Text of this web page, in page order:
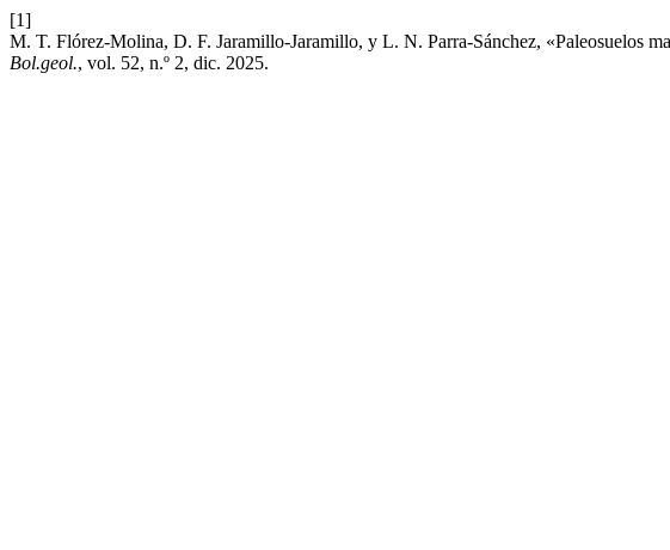
[1]
M. T. Flórez-Molina, D. F. Jaramillo-Jaramillo, y L. N. Parra-Sánchez, «Paleosuelos
Bol.geol., vol. 52, n.º 2, dic. 2025.